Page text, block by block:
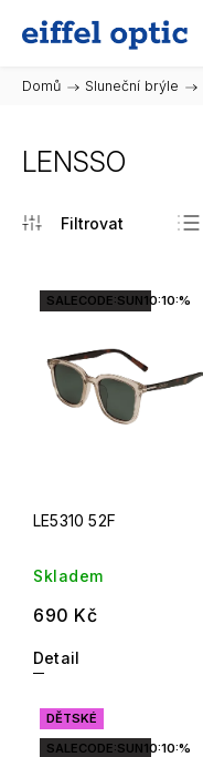
Domů / Sluneční brýle /
LENSSO
SALECODE:SUN10:10:%
LE5310 52F
Skladem
690 Kč
Detail
DĚTSKÉ
SALECODE:SUN10:10:%